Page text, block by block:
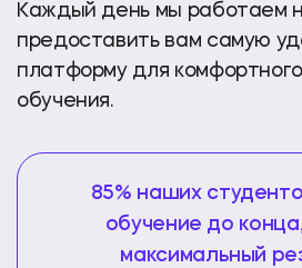
Каждый день мы работаем
предоставить вам самую
платформу для
обучения.
85% наших
обучение до
максимальный